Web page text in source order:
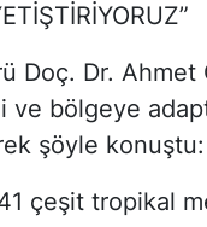
Doç. Dr.
bölgeye
şöyle konuştu:
çeşit tropikal